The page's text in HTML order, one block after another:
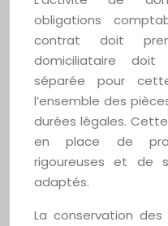
obligations
contrat doit
domiciliataire
séparée pour
l’ensemble des
durées légales.
en place de
rigoureuses et de
adaptés.
La conservation